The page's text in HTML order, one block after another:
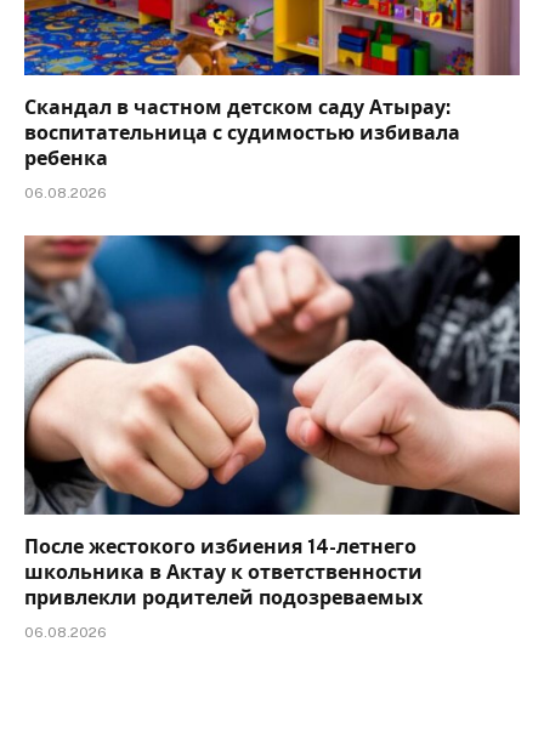
Скандал в частном детском саду Атырау:
воспитательница с судимостью избивала
ребенка
06.08.2026
После жестокого избиения 14-летнего
школьника в Актау к ответственности
привлекли родителей подозреваемых
06.08.2026